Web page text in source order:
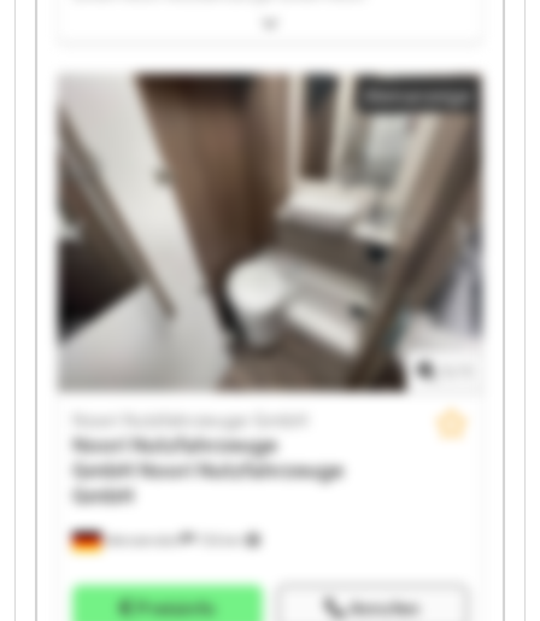
Nutzfahrzeuge GmbH Noori Nutzfahrzeuge GmbH
GmbH Noori Nutzfahrzeuge GmbH Noori
Nutzfahrzeuge GmbH Noori Nutzfahrzeuge GmbH
Noori Nutzfahrzeuge GmbH Noori Nutzfahrzeuge
GmbH Noori Nutzfahrzeuge GmbH Noori
Nutzfahrzeuge GmbH Noori Nutzfahrzeuge GmbH
Noori Nutzfahrzeuge GmbH Noori Nutzfahrzeuge
GmbH Noori Nutzfahrzeuge GmbH Noori
Nutzfahrzeuge GmbH Noori Nutzfahrzeuge GmbH
Kleinanzeige
Wenzendorf
Noori Nutzfahrzeuge GmbH
Noori Nutzfahrzeuge
GmbHNoori Nutzfahrzeuge
GmbH
Preisinfo Anrufen